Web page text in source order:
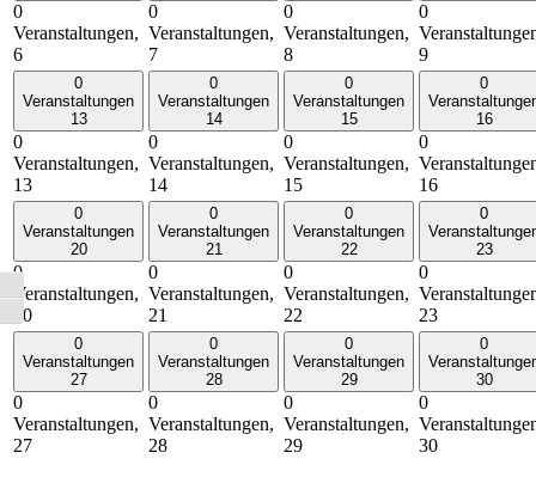
Umschalten auf hohe Kontraste
Schrift vergrößern
0
Veranstaltungen,
6
0
Veranstaltungen,
7
0
Veranstaltungen,
8
0
9
0
Veranstaltungen
13
0
Veranstaltungen,
13
0
Veranstaltungen
14
0
Veranstaltungen,
14
0
Veranstaltungen
15
0
Veranstaltungen,
15
0
16
0
16
0
Veranstaltungen
20
0
Veranstaltungen,
20
0
Veranstaltungen
21
0
Veranstaltungen,
21
0
Veranstaltungen
22
0
Veranstaltungen,
22
0
23
0
23
0
Veranstaltungen
27
0
Veranstaltungen,
27
0
Veranstaltungen
28
0
Veranstaltungen,
28
0
Veranstaltungen
29
0
Veranstaltungen,
29
0
30
0
30